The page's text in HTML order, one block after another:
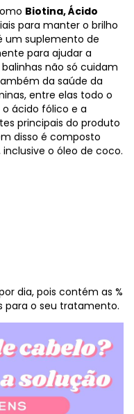
Biotina, Ácido
para manter o brilho
um suplemento de
para ajudar a
não só cuidam
da saúde da
entre elas todo o
ácido fólico e a
principais do produto
disso é composto
o óleo de coco.
dia, pois contém as %
para o seu tratamento.